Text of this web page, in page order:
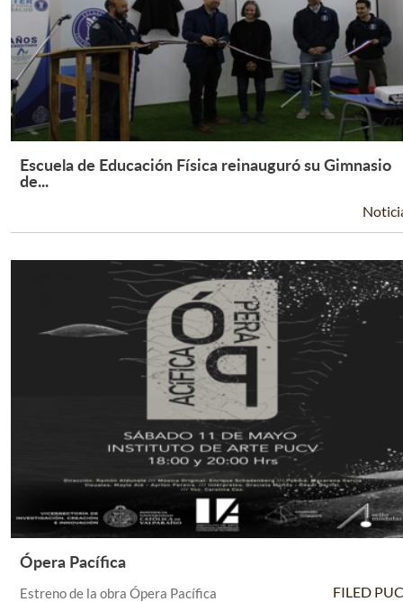
Leer Más +
Escuela de Educación Física reinauguró su Gimnasio
de...
Ópera Pacífica
Estreno de la obra Ópera Pacífica FILED